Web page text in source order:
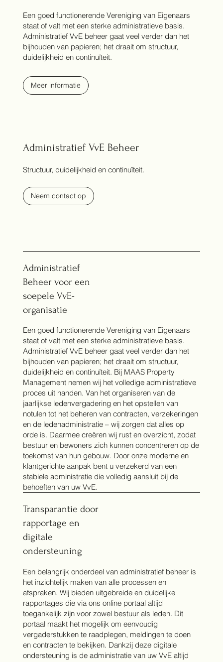
Een goed functionerende Vereniging van Eigenaars
staat of valt met een sterke administratieve basis.
Administratief VvE beheer gaat veel verder dan het
bijhouden van papieren; het draait om structuur,
duidelijkheid en continuïteit.
Meer informatie
Administratief VvE Beheer
Structuur, duidelijkheid en continuïteit.
Neem contact op
Administratief
Beheer voor een
soepele VvE-
organisatie
Een goed functionerende Vereniging van Eigenaars
staat of valt met een sterke administratieve basis.
Administratief VvE beheer gaat veel verder dan het
bijhouden van papieren; het draait om structuur,
duidelijkheid en continuïteit. Bij MAAS Property
Management nemen wij het volledige administratieve
proces uit handen. Van het organiseren van de
jaarlijkse ledenvergadering en het opstellen van
notulen tot het beheren van contracten, verzekeringen
en de ledenadministratie – wij zorgen dat alles op
orde is. Daarmee creëren wij rust en overzicht, zodat
bestuur en bewoners zich kunnen concentreren op de
toekomst van hun gebouw. Door onze moderne en
klantgerichte aanpak bent u verzekerd van een
stabiele administratie die volledig aansluit bij de
behoeften van uw VvE.
Transparantie door
rapportage en
digitale
ondersteuning
Een belangrijk onderdeel van administratief beheer is
het inzichtelijk maken van alle processen en
afspraken. Wij bieden uitgebreide en duidelijke
rapportages die via ons online portaal altijd
toegankelijk zijn voor zowel bestuur als leden. Dit
portaal maakt het mogelijk om eenvoudig
vergaderstukken te raadplegen, meldingen te doen
en contracten te bekijken. Dankzij deze digitale
ondersteuning is de administratie van uw VvE altijd